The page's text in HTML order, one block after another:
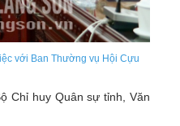
với Ban Thường vụ Hội Cựu
Chỉ huy Quân sự tỉnh, Văn